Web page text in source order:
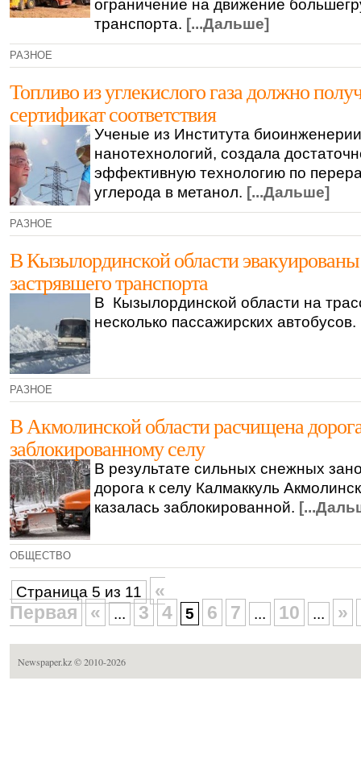
ограничение на движение
транспорта. [...Дальше]
РАЗНОЕ
Топливо из углекислого газа должно
сертификат соответствия
Ученые из Института
нанотехнологий, создала
эффективную технологию по
углерода в метанол. [...Дальше]
РАЗНОЕ
В Кызылординской области
застрявшего транспорта
В Кызылординской области на
несколько пассажирских автобусов.
РАЗНОЕ
В Акмолинской области расчищена
заблокированному селу
В результате сильных снежных
дорога к селу Калмаккуль
казалась заблокированной.
ОБЩЕСТВО
Страница 5 из 11
«
Первая
« ... 3 4 5 6 7 ... 10 ... »
Newspaper.kz© 2010-2026